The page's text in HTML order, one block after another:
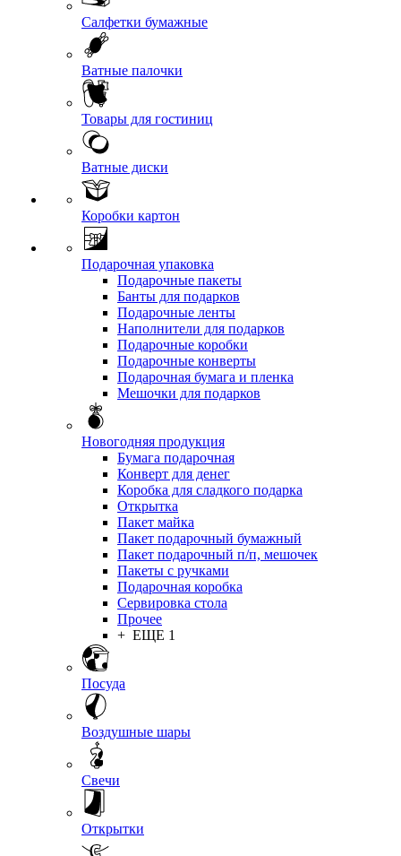
Салфетки бумажные
Ватные палочки
Товары для гостиниц
Ватные диски
Коробки картон
Подарочная упаковка
Подарочные пакеты
Банты для подарков
Подарочные ленты
Наполнители для подарков
Подарочные коробки
Подарочные конверты
Подарочная бумага и пленка
Мешочки для подарков
Новогодняя продукция
Бумага подарочная
Конверт для денег
Коробка для сладкого подарка
Открытка
Пакет майка
Пакет подарочный бумажный
Пакет подарочный п/п, мешочек
Пакеты с ручками
Подарочная коробка
Сервировка стола
Прочее
+ ЕЩЕ 1
Посуда
Воздушные шары
Свечи
Открытки